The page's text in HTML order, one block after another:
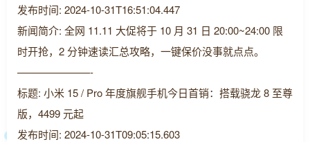
发布时间: 2024-10-31T16:51:04.447
新闻简介: 全网 11.11 大促将于 10 月 31 日 20:00~24:00 限
时开抢，2 分钟速读汇总攻略，一键保价没事就点点。
———————-
标题: 小米 15 / Pro 年度旗舰手机今日首销：搭载骁龙 8 至尊
版，4499 元起
发布时间: 2024-10-31T09:05:15.603